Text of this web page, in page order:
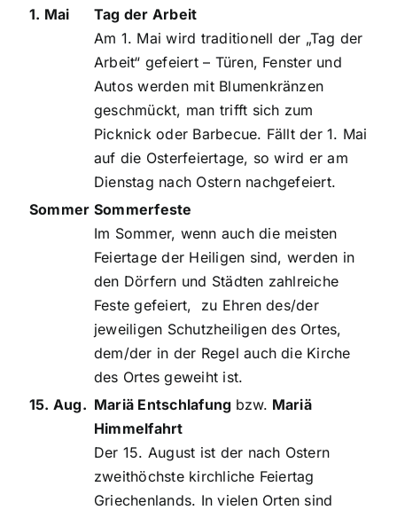
1. Mai
Tag der Arbeit
Am 1. Mai wird traditionell der „Tag der
Arbeit“ gefeiert – Türen, Fenster und
Autos werden mit Blumenkränzen
geschmückt, man trifft sich zum
Picknick oder Barbecue. Fällt der 1. Mai
auf die Osterfeiertage, so wird er am
Dienstag nach Ostern nachgefeiert.
Sommer Sommerfeste
Im Sommer, wenn auch die meisten
Feiertage der Heiligen sind, werden in
den Dörfern und Städten zahlreiche
Feste gefeiert, zu Ehren des/der
jeweiligen Schutzheiligen des Ortes,
dem/der in der Regel auch die Kirche
des Ortes geweiht ist.
15. Aug. Mariä Entschlafung bzw. Mariä
Himmelfahrt
Der 15. August ist der nach Ostern
zweithöchste kirchliche Feiertag
Griechenlands. In vielen Orten sind